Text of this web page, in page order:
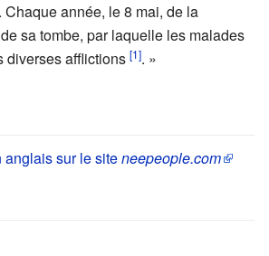
Chaque année, le 8 mai, de la
sa tombe, par laquelle les malades
diverses afflictions [1]. »
anglais sur le siteneepeople.com